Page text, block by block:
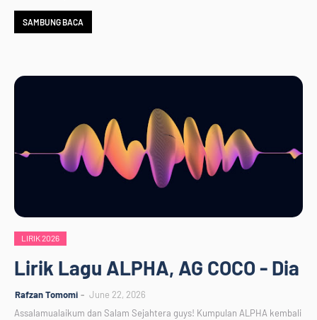
SAMBUNG BACA
LIRIK 2026
Lirik Lagu ALPHA, AG COCO - Dia
Rafzan Tomomi
June 22, 2026
Assalamualaikum dan Salam Sejahtera guys! Kumpulan ALPHA kembali